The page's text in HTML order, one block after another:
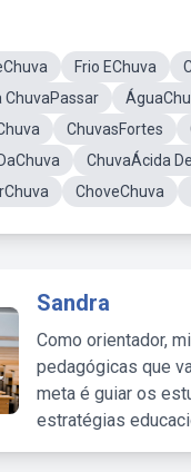
Frio EChuva
ChuvaPassar
ChuvasFortes
ChuvaÁcida
ChoveChuva
Sandra
Como orientador,
pedagógicas que
meta é guiar os
estratégias